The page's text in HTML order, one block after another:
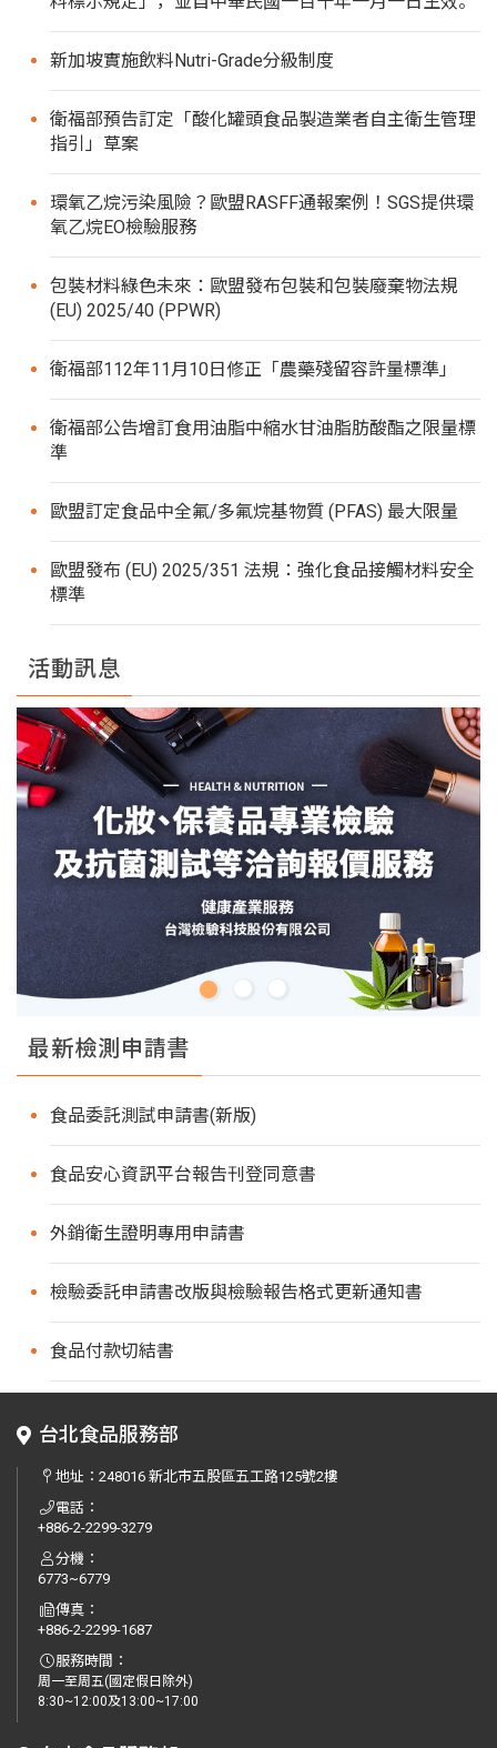
新加坡實施飲料Nutri-Grade分級制度
衛福部預告訂定「酸化罐頭食品製造業者自主衛生管理
指引」草案
環氧乙烷污染風險？歐盟RASFF通報案例！SGS提供環
氧乙烷EO檢驗服務
包裝材料綠色未來：歐盟發布包裝和包裝廢棄物法規
(EU) 2025/40 (PPWR)
衛福部112年11月10日修正「農藥殘留容許量標準」
衛福部公告增訂食用油脂中縮水甘油脂肪酸酯之限量標
準
歐盟訂定食品中全氟/多氟烷基物質 (PFAS) 最大限量
歐盟發布 (EU) 2025/351 法規：強化食品接觸材料安全
標準
活動訊息
最新檢測申請書
食品委託測試申請書(新版)
食品安心資訊平台報告刊登同意書
外銷衛生證明專用申請書
檢驗委託申請書改版與檢驗報告格式更新通知書
食品付款切結書
台北食品服務部
地址：248016 新北市五股區五工路125號2樓
電話：
+886-2-2299-3279
分機：
6773~6779
傳真：
+886-2-2299-1687
服務時間：
周一至周五(國定假日除外)
8:30~12:00及13:00~17:00